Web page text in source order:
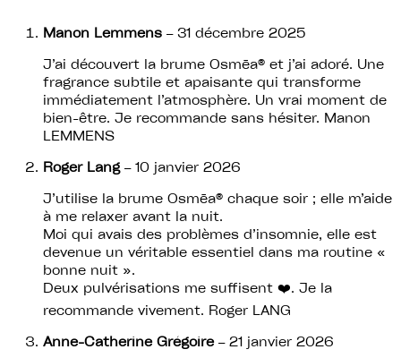
Manon Lemmens – 31 décembre 2025
J’ai découvert la brume Osmēa® et j’ai adoré. Une
fragrance subtile et apaisante qui transforme
immédiatement l’atmosphère. Un vrai moment de
bien-être. Je recommande sans hésiter. Manon
LEMMENS
Roger Lang – 10 janvier 2026
J’utilise la brume Osmēa® chaque soir ; elle m’aide
à me relaxer avant la nuit.
Moi qui avais des problèmes d’insomnie, elle est
devenue un véritable essentiel dans ma routine «
bonne nuit ».
Deux pulvérisations me suffisent ❤️. Je la
recommande vivement. Roger LANG
Anne-Catherine Grégoire – 21 janvier 2026